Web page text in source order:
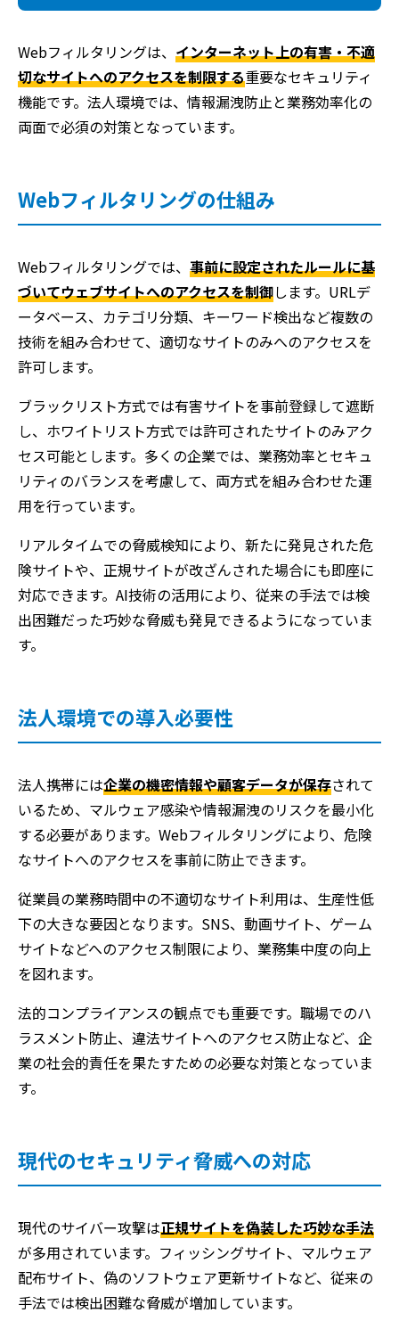
Webフィルタリングは、 インターネット上の有害・不適
切なサイトへのアクセスを制限する重要なセキュリティ
機能です。法人環境では、情報漏洩防止と業務効率化の
両面で必須の対策となっています。
Webフィルタリングの仕組み
Webフィルタリングでは、 事前に設定されたルールに基
づいてウェブサイトへのアクセスを制御します。URLデ
ータベース、カテゴリ分類、キーワード検出など複数の
技術を組み合わせて、適切なサイトのみへのアクセスを
許可します。
ブラックリスト方式では有害サイトを事前登録して遮断
し、ホワイトリスト方式では許可されたサイトのみアク
セス可能とします。多くの企業では、業務効率とセキュ
リティのバランスを考慮して、両方式を組み合わせた運
用を行っています。
リアルタイムでの脅威検知により、新たに発見された危
険サイトや、正規サイトが改ざんされた場合にも即座に
対応できます。AI技術の活用により、従来の手法では検
出困難だった巧妙な脅威も発見できるようになっていま
す。
法人環境での導入必要性
法人携帯には企業の機密情報や顧客データが保存されて
いるため、マルウェア感染や情報漏洩のリスクを最小化
する必要があります。Webフィルタリングにより、危険
なサイトへのアクセスを事前に防止できます。
従業員の業務時間中の不適切なサイト利用は、生産性低
下の大きな要因となります。SNS、動画サイト、ゲーム
サイトなどへのアクセス制限により、業務集中度の向上
を図れます。
法的コンプライアンスの観点でも重要です。職場でのハ
ラスメント防止、違法サイトへのアクセス防止など、企
業の社会的責任を果たすための必要な対策となっていま
す。
現代のセキュリティ脅威への対応
現代のサイバー攻撃は正規サイトを偽装した巧妙な手法
が多用されています。フィッシングサイト、マルウェア
配布サイト、偽のソフトウェア更新サイトなど、従来の
手法では検出困難な脅威が増加しています。